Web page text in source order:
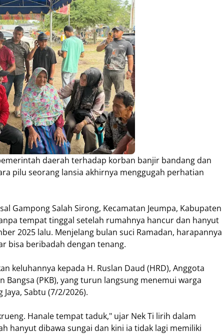
daerah terhadap korban banjir bandang dan
pilu seorang lansia akhirnya menggugah perhatian
Gampong Salah Sirong, Kecamatan Jeumpa, Kabupaten
tempat tinggal setelah rumahnya hancur dan hanyut
2025 lalu. Menjelang bulan suci Ramadan, harapannya
bisa beribadah dengan tenang.
keluhannya kepada H. Ruslan Daud (HRD), Anggota
Bangsa (PKB), yang turun langsung menemui warga
Sabtu (7/2/2026).
Hanale tempat taduk," ujar Nek Ti lirih dalam
hanyut dibawa sungai dan kini ia tidak lagi memiliki